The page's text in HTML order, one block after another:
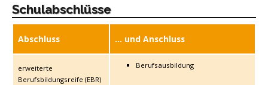
Schulabschlüsse
Abschluss … und Anschluss
erweiterte
Berufsbildungsreife (EBR)
Berufsausbildung